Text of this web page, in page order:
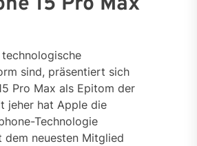
sind, präsentiert sich
Pro Max als Epitom der
jeher hat Apple die
Technologie
dem neuesten Mitglied